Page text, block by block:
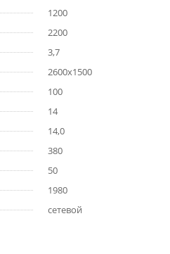
1200
2200
3,7
2600х1500
100
14
14,0
380
50
1980
сетевой